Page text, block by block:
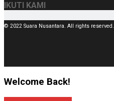
IKUTI KAMI
© 2022 Suara Nusantara. All rights reserved.
Welcome Back!